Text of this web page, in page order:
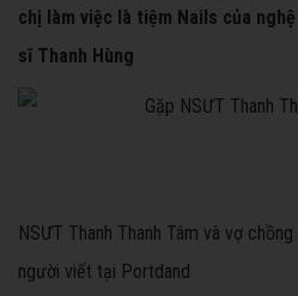
chị làm việc là tiệm Nails của
sĩ Thanh Hùng
NSƯT Thanh Thanh Tâm và vợ
người viết tại Portdand